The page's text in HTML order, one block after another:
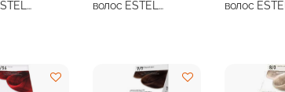
волос ESTEL
волос ESTEL